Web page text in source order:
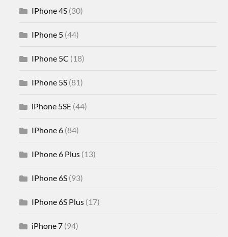
IPhone 4S (30)
IPhone 5 (44)
IPhone 5C (18)
IPhone 5S (81)
iPhone 5SE (44)
IPhone 6 (84)
IPhone 6 Plus (13)
IPhone 6S (93)
IPhone 6S Plus (17)
iPhone 7 (94)